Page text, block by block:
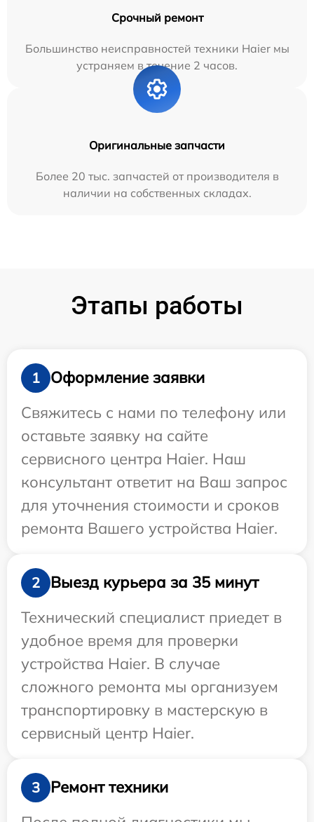
Срочный ремонт
Большинство неисправностей техники Haier мы
устраняем в течение 2 часов.
Оригинальные запчасти
Более 20 тыс. запчастей от производителя в
наличии на собственных складах.
Этапы работы
1
Оформление заявки
Свяжитесь с нами по телефону или
оставьте заявку на сайте
сервисного центра Haier. Наш
консультант ответит на Ваш запрос
для уточнения стоимости и сроков
ремонта Вашего устройства Haier.
2
Выезд курьера за 35 минут
Технический специалист приедет в
удобное время для проверки
устройства Haier. В случае
сложного ремонта мы организуем
транспортировку в мастерскую в
сервисный центр Haier.
3
Ремонт техники